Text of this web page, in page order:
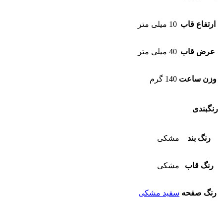
ارتفاع قاب 10 میلی متر
عرض قاب 40 میلی متر
وزن ساعت 140 گرم
رنگبندی
رنگ بند مشکی
رنگ قاب مشکی
رنگ صفحه سفید مشکی